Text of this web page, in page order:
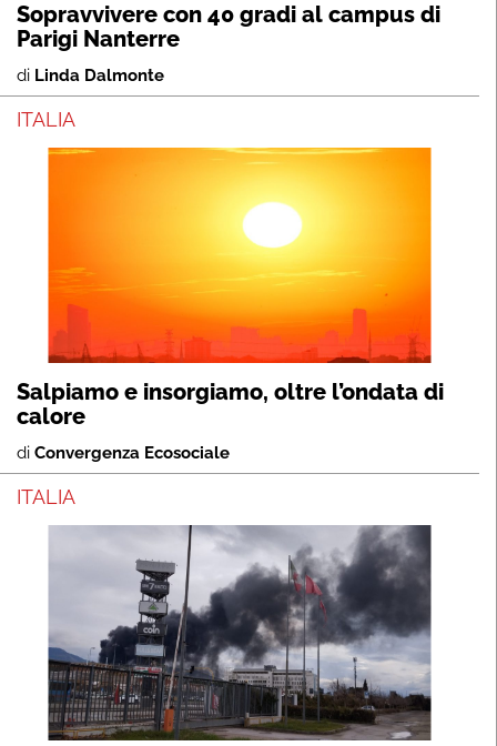
Sopravvivere con 40 gradi al campus di
Parigi Nanterre
di Linda Dalmonte
ITALIA
Salpiamo e insorgiamo, oltre l’ondata di
calore
di Convergenza Ecosociale
ITALIA